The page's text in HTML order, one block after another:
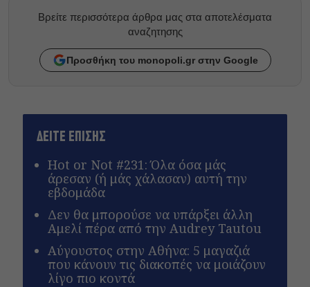
Βρείτε περισσότερα άρθρα μας στα αποτελέσματα
αναζητησης
Προσθήκη του monopoli.gr στην Google
ΔΕΙΤΕ ΕΠΙΣΗΣ
Hot or Not #231: Όλα όσα μάς
άρεσαν (ή μάς χάλασαν) αυτή την
εβδομάδα
Δεν θα μπορούσε να υπάρξει άλλη
Αμελί πέρα από την Audrey Tautou
Αύγουστος στην Αθήνα: 5 μαγαζιά
που κάνουν τις διακοπές να μοιάζουν
λίγο πιο κοντά